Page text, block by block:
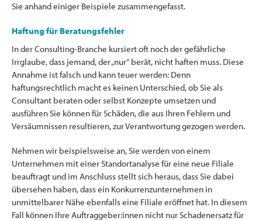
Sie anhand einiger Beispiele zusammengefasst.
Haftung für Beratungsfehler
In der Consulting-Branche kursiert oft noch der gefährliche
Irrglaube, dass jemand, der „nur“ berät, nicht haften muss. Diese
Annahme ist falsch und kann teuer werden: Denn
haftungsrechtlich macht es keinen Unterschied, ob Sie als
Consultant beraten oder selbst Konzepte umsetzen und
ausführen Sie können für Schäden, die aus Ihren Fehlern und
Versäumnissen resultieren, zur Verantwortung gezogen werden.
Nehmen wir beispielsweise an, Sie werden von einem
Unternehmen mit einer Standortanalyse für eine neue Filiale
beauftragt und im Anschluss stellt sich heraus, dass Sie dabei
übersehen haben, dass ein Konkurrenzunternehmen in
unmittelbarer Nähe ebenfalls eine Filiale eröffnet hat. In diesem
Fall können Ihre Auftraggeber:innen nicht nur Schadenersatz für